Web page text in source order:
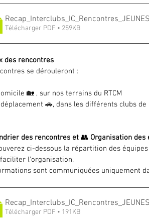
Télécharger PDF • 259KB
des rencontres
se dérouleront :
🏡 , sur nos terrains du RTCM
🚗, dans les différents clubs
des rencontres et 👥 Organisation des
ci-dessous la répartition des
l’organisation.
sont communiquées uniquement
Télécharger PDF • 191KB